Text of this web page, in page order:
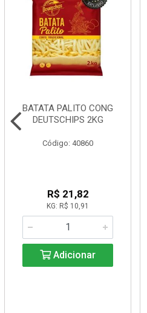
BATATA PALITO CONG
DEUTSCHIPS 2KG
Código: 40860
R$ 21,82
KG: R$ 10,91
Adicionar